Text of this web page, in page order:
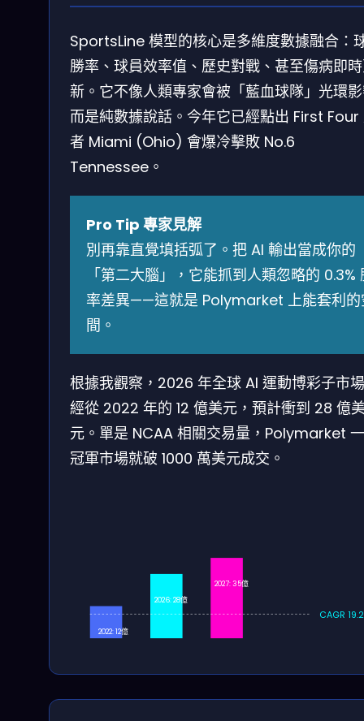
SportsLine 模型的核心是多維度數據融合：
勝率、球員效率值、歷史對戰、甚至傷病即
新。它不像人類專家會被「藍血球隊」光環
而是純數據說話。今年它已經點出 First Four
者 Miami (Ohio) 會爆冷擊敗 No.6
Tennessee。
Pro Tip 專家見解
別再靠直覺填括弧了。把 AI 輸出當成你的
「第二大腦」，它能抓到人類忽略的 0.3%
率差異——這就是 Polymarket 上能套利的
間。
根據我觀察，2026 年全球 AI 運動博彩子市
經從 2022 年的 12 億美元，預計衝到 28 億
元。單是 NCAA 相關交易量，Polymarket
冠軍市場就破 1000 萬美元成交。
2022: 12億
2026: 28億
2027: 35億
CAGR